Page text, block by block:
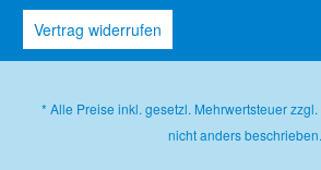
Vertrag widerrufen
* Alle Preise inkl. gesetzl. Mehrwertsteuer zzgl.
nicht anders beschrieben.